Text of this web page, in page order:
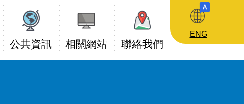
公共資訊 相關網站 聯絡我們
ENG